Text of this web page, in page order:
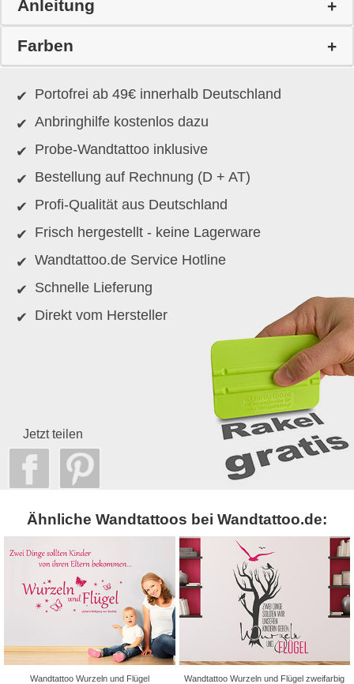
Anleitung
Farben
Portofrei ab 49€ innerhalb Deutschland
Anbringhilfe kostenlos dazu
Probe-Wandtattoo inklusive
Bestellung auf Rechnung (D + AT)
Profi-Qualität aus Deutschland
Frisch hergestellt - keine Lagerware
Wandtattoo.de Service Hotline
Schnelle Lieferung
Direkt vom Hersteller
Jetzt teilen
Ähnliche Wandtattoos bei Wandtattoo.de:
Wandtattoo Wurzeln und Flügel
Wandtattoo Wurzeln und Flügel zweifarbig